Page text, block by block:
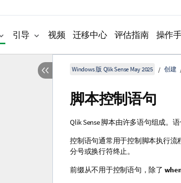
引导 视频 迁移中心 评估指南 操作
Windows 版 Qlik Sense May 2025 创建
脚本控制语句
Qlik Sense脚本由许多语句组成。语
控制语句通常用于控制脚本执行
分号或换行符终止。
前缀从不用于控制语句，除了